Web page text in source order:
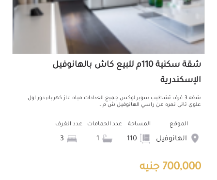
شقة سكنية 110م للبيع كاش بالهانوفيل
الإسكندرية
شقه 3 غرف تشطيب سوبر لوكس جميع العدادات مياه غاز كهرباء دور اول
علوى تانى نمره من راسي الهانوفيل ش م...
الموقع
الهانوفيل
المساحة عدد الحمامات عدد الغرف
700,000 جنيه